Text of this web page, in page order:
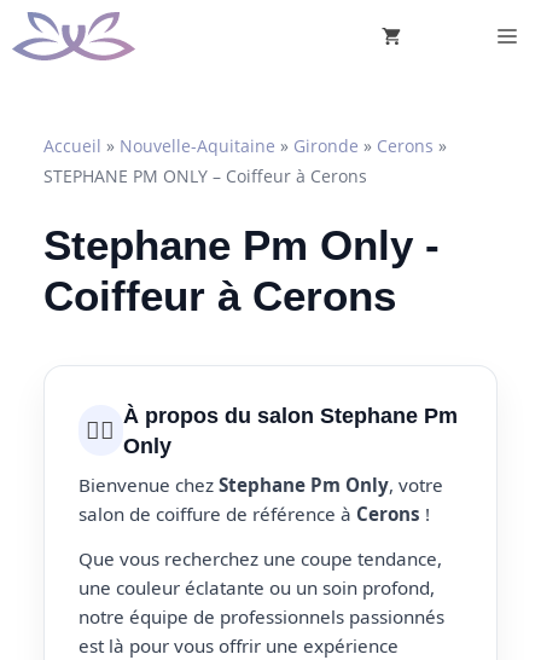
Aller
au
Accueil » Nouvelle-Aquitaine » Gironde » Cerons »
STEPHANE PM ONLY – Coiffeur à Cerons
Stephane Pm Only -
Coiffeur à Cerons
💇‍♀️ À propos du salon Stephane Pm
Only
Bienvenue chez Stephane Pm Only, votre
salon de coiffure de référence à Cerons !
Que vous recherchez une coupe tendance,
une couleur éclatante ou un soin profond,
notre équipe de professionnels passionnés
est là pour vous offrir une expérience